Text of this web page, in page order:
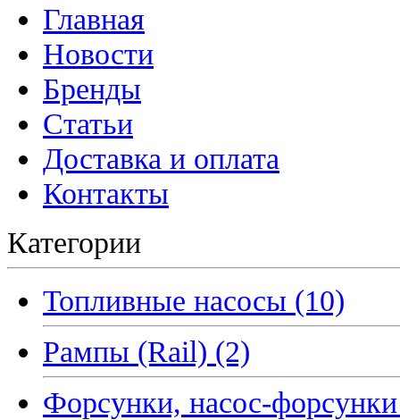
Главная
Новости
Бренды
Статьи
Доставка и оплата
Контакты
Категории
Топливные насосы (10)
Рампы (Rail) (2)
Форсунки, насос-